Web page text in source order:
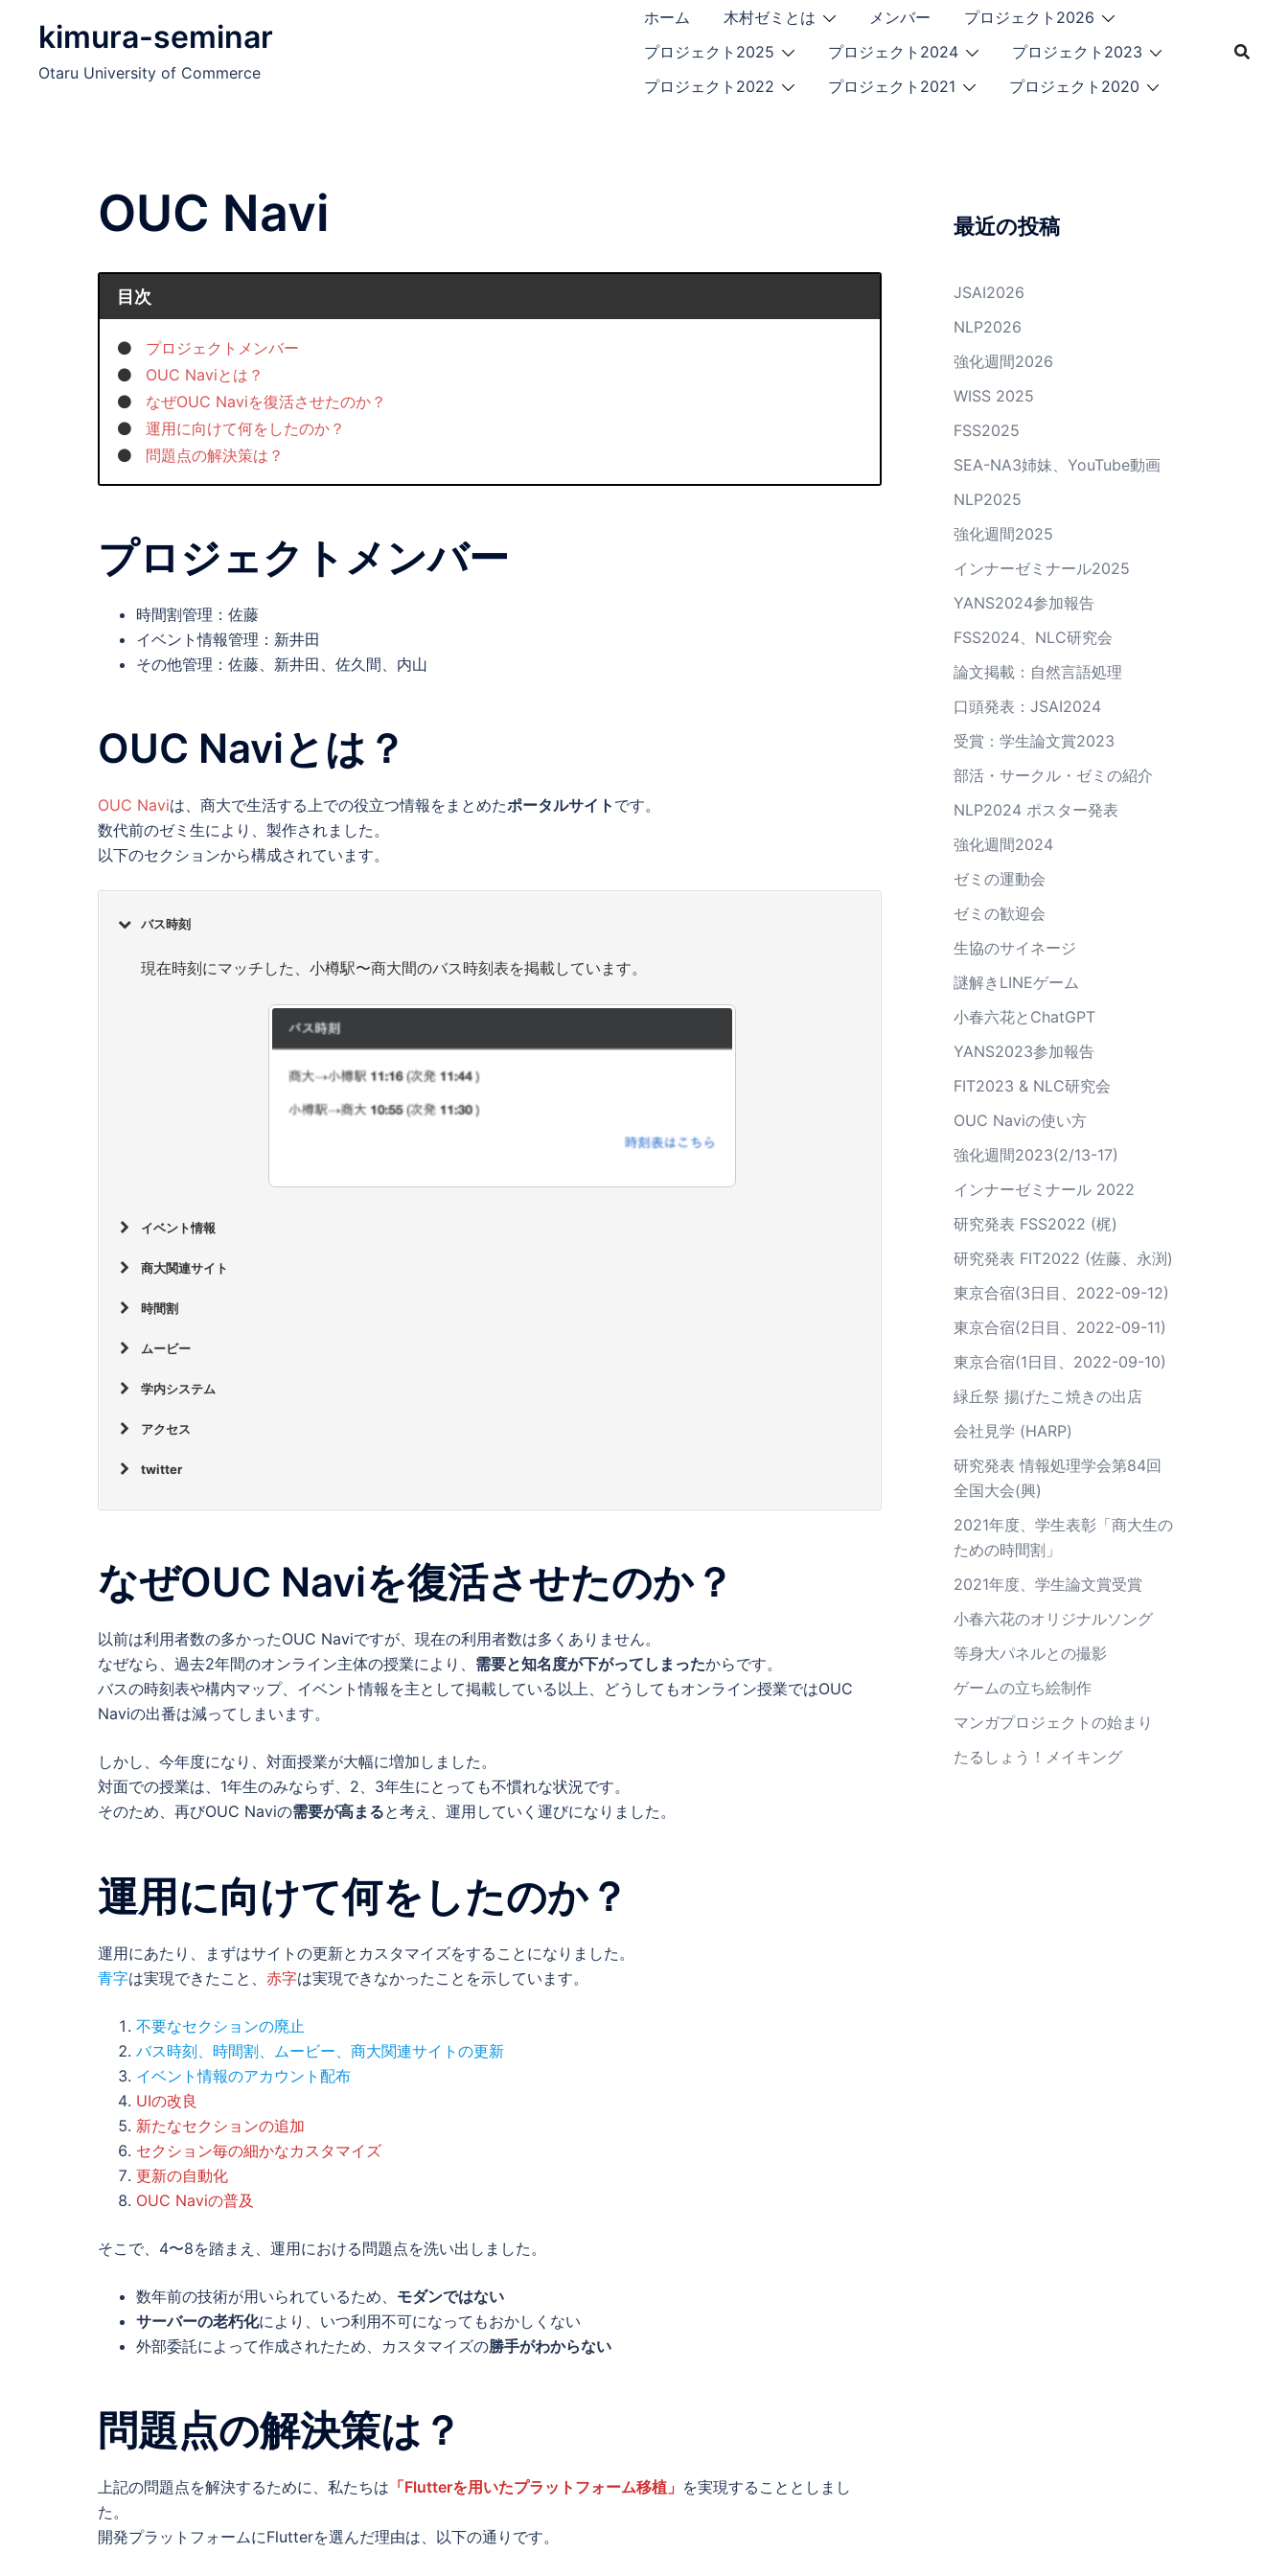
kimura-seminar
Otaru University of Commerce
ホーム 木村ゼミとは メンバー
プロジェクト2026
プロジェクト2025
プロジェクト2024
プロジェクト2023
プロジェクト2022
プロジェクト2021 プロジェクト2020
OUC Navi
目次
プロジェクトメンバー
OUC Naviとは？
なぜOUC Naviを復活させたのか？
運用に向けて何をしたのか？
問題点の解決策は？
プロジェクトメンバー
時間割管理：佐藤
イベント情報管理：新井田
その他管理：佐藤、新井田、佐久間、内山
OUC Naviとは？
OUC Naviは、商大で生活する上での役立つ情報をまとめたポータルサイト です。
数代前のゼミ生により、製作されました。
以下のセクションから構成されています。
バス時刻
現在時刻にマッチした、小樽駅〜商大間のバス時刻表を掲載しています。
イベント情報
商大関連サイト
時間割
ムービー
学内システム
アクセス
twitter
なぜOUC Naviを復活させたのか？
以前は利用者数の多かったOUC Naviですが、現在の利用者数は多くありません。
なぜなら、過去2年間のオンライン主体の授業により、 需要と知名度が下がってしまったからです。
バスの時刻表や構内マップ、イベント情報を主として掲載している以上、どうしてもオンライン授業ではOUC
Naviの出番は減ってしまいます。
しかし、今年度になり、対面授業が大幅に増加しました。
対面での授業は、1年生のみならず、2、3年生にとっても不慣れな状況です。
そのため、再びOUC Naviの需要が高まると考え、運用していく運びになりました。
運用に向けて何をしたのか？
運用にあたり、まずはサイトの更新とカスタマイズをすることになりました。
青字は実現できたこと、 赤字は実現できなかったことを示しています。
不要なセクションの廃止
バス時刻、時間割、ムービー、商大関連サイトの更新
イベント情報のアカウント配布
UIの改良
新たなセクションの追加
セクション毎の細かなカスタマイズ
更新の自動化
OUC Naviの普及
そこで、4〜8を踏まえ、運用における問題点を洗い出しました。
数年前の技術が用いられているため、 モダンではない
サーバーの老朽化により、いつ利用不可になってもおかしくない
外部委託によって作成されたため、カスタマイズの勝手がわからない
問題点の解決策は？
上記の問題点を解決するために、私たちは 「Flutterを用いたプラットフォーム移植」 を実現することとしまし
た。
開発プラットフォームにFlutterを選んだ理由は、以下の通りです。
最近の投稿
JSAI2026
NLP2026
強化週間2026
WISS 2025
FSS2025
SEA-NA3姉妹、YouTube動画
NLP2025
強化週間2025
インナーゼミナール2025
YANS2024参加報告
FSS2024、NLC研究会
論文掲載：自然言語処理
口頭発表：JSAI2024
受賞：学生論文賞2023
部活・サークル・ゼミの紹介
NLP2024 ポスター発表
強化週間2024
ゼミの運動会
ゼミの歓迎会
生協のサイネージ
謎解きLINEゲーム
小春六花とChatGPT
YANS2023参加報告
FIT2023 & NLC研究会
OUC Naviの使い方
強化週間2023(2/13-17)
インナーゼミナール 2022
研究発表 FSS2022 (梶)
研究発表 FIT2022 (佐藤、永渕)
東京合宿(3日目、2022-09-12)
東京合宿(2日目、2022-09-11)
東京合宿(1日目、2022-09-10)
緑丘祭 揚げたこ焼きの出店
会社見学 (HARP)
研究発表 情報処理学会第84回
全国大会(興)
2021年度、学生表彰「商大生の
ための時間割」
2021年度、学生論文賞受賞
小春六花のオリジナルソング
等身大パネルとの撮影
ゲームの立ち絵制作
マンガプロジェクトの始まり
たるしょう！メイキング